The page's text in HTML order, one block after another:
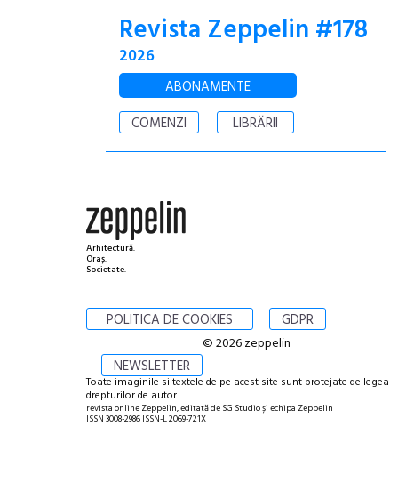
Revista Zeppelin #178
2026
ABONAMENTE
COMENZI
LIBRĂRII
Arhitectură.
Oraș.
Societate.
POLITICA DE COOKIES GDPR
NEWSLETTER
© 2026 zeppelin
Toate imaginile si textele de pe acest site sunt protejate de legea
drepturilor de autor
revista online Zeppelin, editată de SG Studio și echipa Zeppelin
ISSN 3008-2986 ISSN-L 2069-721X